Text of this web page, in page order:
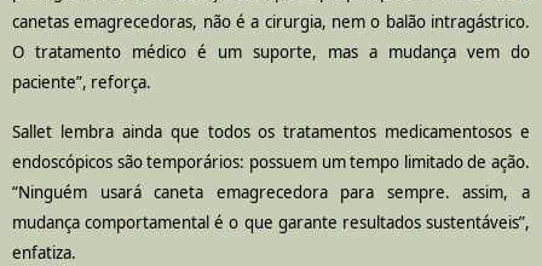
canetas emagrecedoras, não é a cirurgia, nem o balão intragástrico.
O tratamento médico é um suporte, mas a mudança vem do
paciente”, reforça.
Sallet lembra ainda que todos os tratamentos medicamentosos e
endoscópicos são temporários: possuem um tempo limitado de ação.
“Ninguém usará caneta emagrecedora para sempre. assim, a
mudança comportamental é o que garante resultados sustentáveis”,
enfatiza.